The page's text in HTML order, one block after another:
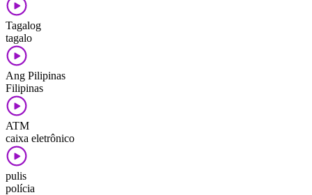
Tagalog
tagalo
Ang Pilipinas
Filipinas
ATM
caixa eletrônico
pulis
polícia